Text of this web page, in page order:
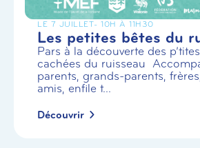
LE 7 JUILLET- 10H À 11H30
Les petites bêtes du
Pars à la découverte des
cachées du ruisseau
parents, grands-parents,
amis, enfile t...
Découvrir